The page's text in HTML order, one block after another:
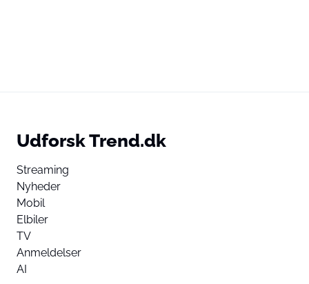
Udforsk Trend.dk
Streaming
Nyheder
Mobil
Elbiler
TV
Anmeldelser
AI